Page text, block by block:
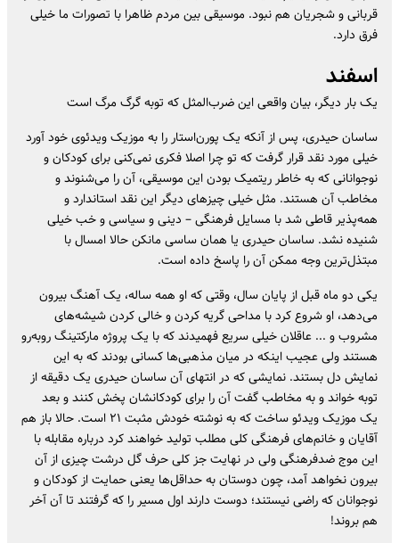
قربانی و شجریان هم نبود. موسیقی بین مردم ظاهرا با تصورات ما خیلی
فرق دارد.
اسفند
یک بار دیگر، بیان واقعی این ضرب‌المثل که توبه گرگ مرگ است
ساسان حیدری، پس از آنکه یک پورن‌استار را به موزیک ویدئوی خود آورد
خیلی مورد نقد قرار گرفت که تو چرا اصلا فکری نمی‌کنی برای کودکان و
نوجوانانی که به خاطر ریتمیک بودن این موسیقی، آن را می‌شنوند و
مخاطب آن هستند. مثل خیلی چیز‌های دیگر این نقد استاندارد و
همه‌پذیر قاطی شد با مسایل فرهنگی – دینی و سیاسی و خب خیلی
شنیده نشد. ساسان حیدری یا همان ساسی مانکن حالا امسال با
مبتذل‌ترین وجه ممکن آن را پاسخ داده است.
یکی دو ماه قبل از پایان سال، وقتی که او همه ساله، یک آهنگ بیرون
می‌دهد، او شروع کرد با مداحی گریه کردن و خالی کردن شیشه‌های
مشروب و ... عاقلان خیلی سریع فهمیدند که با یک پروژه مارکتینگ روبه‌رو
هستند ولی عجیب اینکه در میان مذهبی‌ها کسانی بودند که به این
نمایش دل بستند. نمایشی که در انتهای آن ساسان حیدری یک دقیقه از
توبه خواند و به مخاطب گفت آن را برای کودکانشان پخش کنند و بعد
یک موزیک ویدئو ساخت که به نوشته خودش مثبت ۲۱ است. حالا باز هم
آقایان و خانم‌های فرهنگی کلی مطلب تولید خواهند کرد درباره مقابله با
این موج ضدفرهنگی ولی در نهایت جز کلی حرف گل درشت چیزی از آن
بیرون نخواهد آمد، چون دوستان به حداقل‌ها یعنی حمایت از کودکان و
نوجوانان که راضی نیستند؛ دوست دارند اول مسیر را که گرفتند تا آن آخر
هم بروند!